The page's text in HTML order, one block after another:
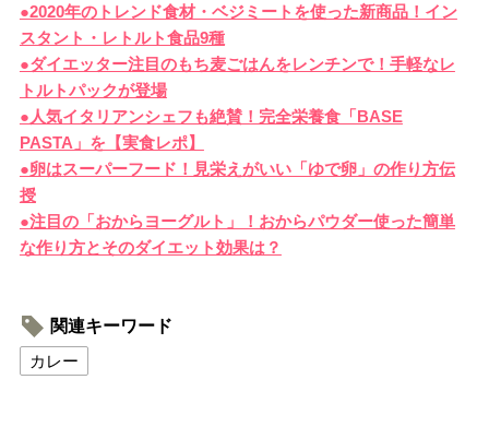
●2020年のトレンド食材・ベジミートを使った新商品！イン
スタント・レトルト食品9種
●ダイエッター注目のもち麦ごはんをレンチンで！手軽なレ
トルトパックが登場
●人気イタリアンシェフも絶賛！完全栄養食「BASE
PASTA」を【実食レポ】
●卵はスーパーフード！見栄えがいい「ゆで卵」の作り方伝
授
●注目の「おからヨーグルト」！おからパウダー使った簡単
な作り方とそのダイエット効果は？
関連キーワード
カレー